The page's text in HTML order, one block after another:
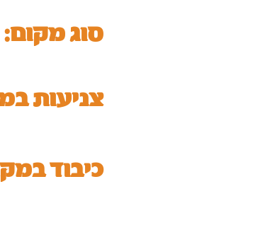
סוג מקום:
:צניעות
כיבוד